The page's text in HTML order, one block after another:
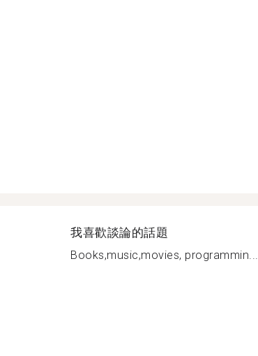
我喜歡談論的話題
Books,music,movies, programmin...